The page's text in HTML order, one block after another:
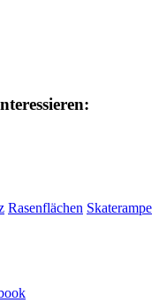
Rasenflächen Skaterampe